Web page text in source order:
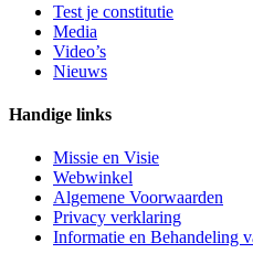
Test je constitutie
Media
Video’s
Nieuws
Handige links
Missie en Visie
Webwinkel
Algemene Voorwaarden
Privacy verklaring
Informatie en Behandeling